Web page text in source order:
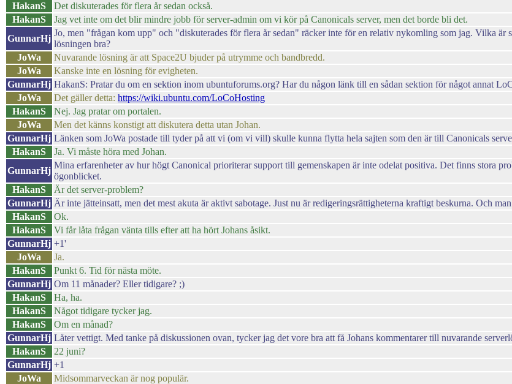
HakanS
Det diskuterades för flera år sedan också.
HakanS
Jag vet inte om det blir mindre jobb för server-admin om vi kör på Canonicals server, men det borde bli det.
GunnarHj
Jo, men "frågan kom upp" och "diskuterades för flera år sedan" räcker inte för en relativ nykomling som jag. Vilka är
lösningen bra?
JoWa
Nuvarande lösning är att Space2U bjuder på utrymme och bandbredd.
JoWa
Kanske inte en lösning för evigheten.
GunnarHj HakanS: Pratar du om en sektion inom ubuntuforums.org? Har du någon länk till en sådan sektion för något annat
JoWa
Det gäller detta: https://wiki.ubuntu.com/LoCoHosting
HakanS
Nej. Jag pratar om portalen.
JoWa
Men det känns konstigt att diskutera detta utan Johan.
GunnarHj Länken som JoWa postade till tyder på att vi (om vi vill) skulle kunna flytta hela sajten som den är till Canonicals
HakanS
Ja. Vi måste höra med Johan.
GunnarHj
Mina erfarenheter av hur högt Canonical prioriterar support till gemenskapen är inte odelat positiva. Det finns stora
ögonblicket.
HakanS
Är det server-problem?
GunnarHj Är inte jätteinsatt, men det mest akuta är aktivt sabotage. Just nu är redigeringsrättigheterna kraftigt beskurna. Och
HakanS
Ok.
HakanS
Vi får låta frågan vänta tills efter att ha hört Johans åsikt.
GunnarHj +1'
JoWa
Ja.
HakanS
Punkt 6. Tid för nästa möte.
GunnarHj Om 11 månader? Eller tidigare? ;)
HakanS
Ha, ha.
HakanS
Något tidigare tycker jag.
HakanS
Om en månad?
GunnarHj Låter vettigt. Med tanke på diskussionen ovan, tycker jag det vore bra att få Johans kommentarer till nuvarande
HakanS
22 juni?
GunnarHj +1
JoWa
Midsommarveckan är nog populär.